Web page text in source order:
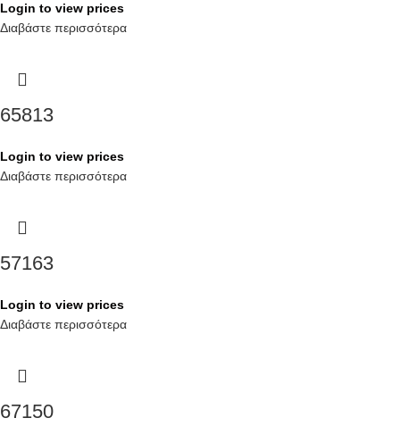
Login to view prices
Διαβάστε περισσότερα
65813
Login to view prices
Διαβάστε περισσότερα
57163
Login to view prices
Διαβάστε περισσότερα
67150